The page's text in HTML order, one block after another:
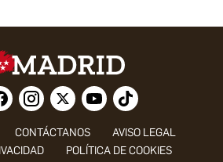
CONTÁCTANOS
AVISO LEGAL
POLÍTICA DE COOKIES